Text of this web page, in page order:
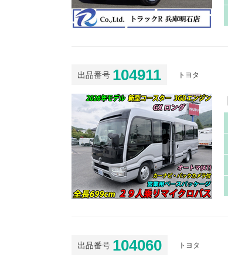
出品番号 104911 トヨタ
出品番号 104060 トヨタ